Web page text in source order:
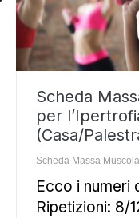
Scheda
per
(Casa/
Scheda Massa
Ecco i numeri
Ripetizioni: 8/